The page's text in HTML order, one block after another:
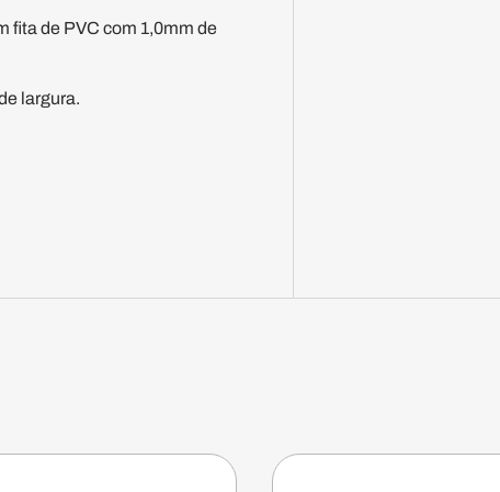
fita de PVC com 1,0mm de
largura.